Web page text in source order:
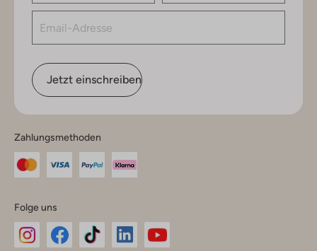
Jetzt einschreiben
Zahlungsmethoden
Folge uns